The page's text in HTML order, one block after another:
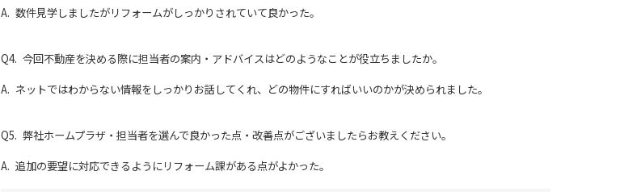
A. 数件見学しましたがリフォームがしっかりされていて良かった。
Q4. 今回不動産を決める際に担当者の案内・アドバイスはどのようなことが役立ちましたか。
A. ネットではわからない情報をしっかりお話してくれ、どの物件にすればいいのかが決められました。
Q5. 弊社ホームプラザ・担当者を選んで良かった点・改善点がございましたらお教えください。
A. 追加の要望に対応できるようにリフォーム課がある点がよかった。